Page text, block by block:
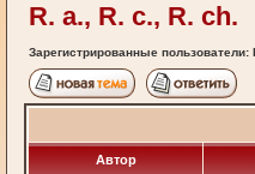
R. a., R. c., R. ch.
Зарегистрированные пользователи:
Автор